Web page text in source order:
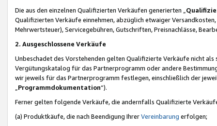
Die aus den einzelnen Qualifizierten Verkäufen generierten „
Qualifizierten Verkäufe einnehmen, abzüglich etwaiger
Mehrwertsteuer), Servicegebühren, Gutschriften, Preisnachlässe,
2. Ausgeschlossene Verkäufe
Unbeschadet des Vorstehenden gelten Qualifizierte Verkäufe nicht
Vergütungskatalog für das Partnerprogramm oder andere
wir jeweils für das Partnerprogramm festlegen, einschließlich der
Programmdokumentation“).
Ferner gelten folgende Verkäufe, die andernfalls Qualifizierte
(a) Produktkäufe, die nach Beendigung IhrerVereinbarung erfolgen;